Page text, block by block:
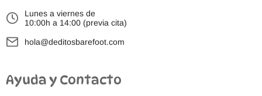
Lunes a viernes de
10:00h a 14:00 (previa cita)
hola@deditosbarefoot.com
Ayuda y Contacto